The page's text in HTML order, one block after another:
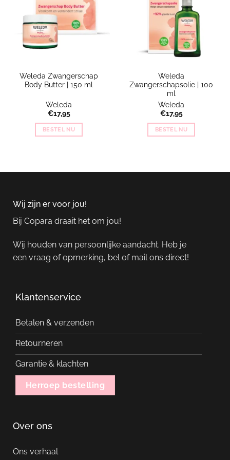
Weleda Zwangerschap
Body Butter | 150 ml
Weleda
€17,95
BESTEL NU
Weleda
Zwangerschapsolie | 100
ml
Weleda
€17,95
BESTEL NU
Wij zijn er voor jou!
Bij Copara draait het om jou!
Wij houden van persoonlijke aandacht. Heb je
een vraag of opmerking, bel of mail ons direct!
Klantenservice
Betalen & verzenden
Retourneren
Garantie & klachten
Herroep bestelling
Over ons
Ons verhaal